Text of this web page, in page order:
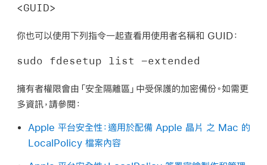
<GUID>
你也可以使用下列指令一起查看用使用者名稱和 GUID：
sudo fdesetup list -extended
擁有者權限會由「安全隔離區」中受保護的加密備份。如需更
多資訊，請參閱：
Apple 平台安全性：適用於配備 Apple 晶片 之 Mac 的
LocalPolicy 檔案內容